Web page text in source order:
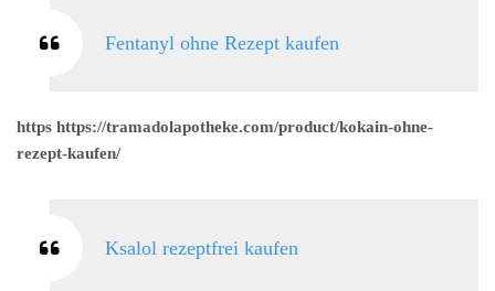
Fentanyl ohne Rezept kaufen
https https://tramadolapotheke.com/product/kokain-ohne-
rezept-kaufen/
Ksalol rezeptfrei kaufen